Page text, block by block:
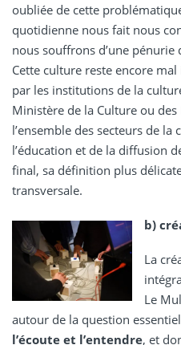
oubliée de cette
quotidienne nous fait nous
nous souffrons d’une pénurie
Cette culture reste encore
par les institutions de la
Ministère de la Culture ou des
l’ensemble des secteurs de
l’éducation et de la diffusion
final, sa définition plus
transversale.
b)
La
Le
autour de la question
l’écoute et l’entendre, et